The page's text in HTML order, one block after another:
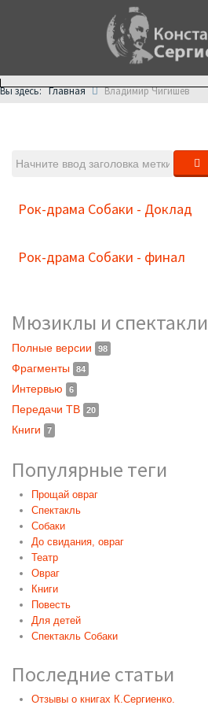
Вы здесь:Главная Владимир Чигишев
Рок-драма Собаки - Доклад
Рок-драма Собаки - финал
Мюзиклы и спектакли
Полные версии 98
Фрагменты 84
Интервью 6
Передачи ТВ 20
Книги 7
Популярные теги
Прощай овраг
Спектакль
Собаки
До свидания, овраг
Театр
Овраг
Книги
Повесть
Для детей
Спектакль Собаки
Последние статьи
Отзывы о книгах К.Сергиенко.